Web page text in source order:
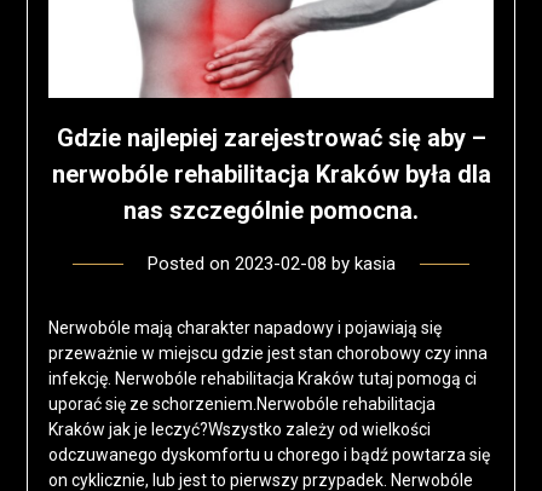
Gdzie najlepiej zarejestrować się aby –
nerwobóle rehabilitacja Kraków była dla
nas szczególnie pomocna.
Posted on 2023-02-08 by kasia
Nerwobóle mają charakter napadowy i pojawiają się
przeważnie w miejscu gdzie jest stan chorobowy czy inna
infekcję. Nerwobóle rehabilitacja Kraków tutaj pomogą ci
uporać się ze schorzeniem.Nerwobóle rehabilitacja
Kraków jak je leczyć?Wszystko zależy od wielkości
odczuwanego dyskomfortu u chorego i bądź powtarza się
on cyklicznie, lub jest to pierwszy przypadek. Nerwobóle